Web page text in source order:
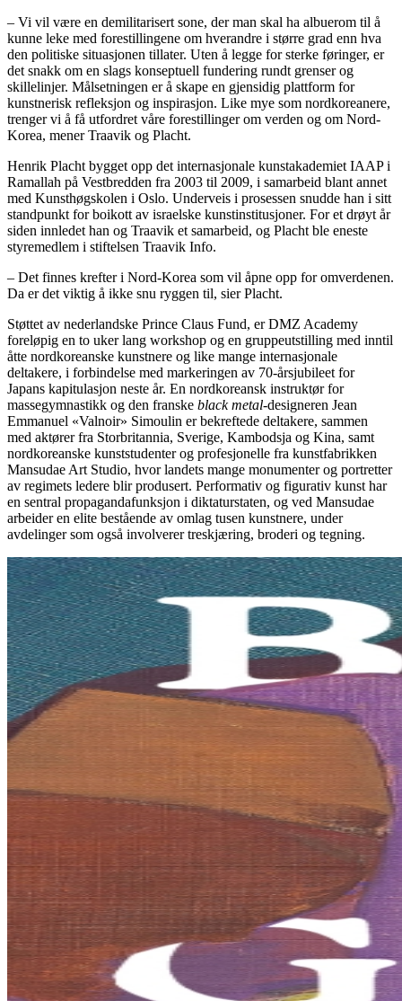
– Vi vil være en demilitarisert sone, der man skal ha albuerom til å
kunne leke med forestillingene om hverandre i større grad enn hva
den politiske situasjonen tillater. Uten å legge for sterke føringer, er
det snakk om en slags konseptuell fundering rundt grenser og
skillelinjer. Målsetningen er å skape en gjensidig plattform for
kunstnerisk refleksjon og inspirasjon. Like mye som nordkoreanere,
trenger vi å få utfordret våre forestillinger om verden og om Nord-
Korea, mener Traavik og Placht.
Henrik Placht bygget opp det internasjonale kunstakademiet IAAP i
Ramallah på Vestbredden fra 2003 til 2009, i samarbeid blant annet
med Kunsthøgskolen i Oslo. Underveis i prosessen snudde han i sitt
standpunkt for boikott av israelske kunstinstitusjoner. For et drøyt år
siden innledet han og Traavik et samarbeid, og Placht ble eneste
styremedlem i stiftelsen Traavik Info.
– Det finnes krefter i Nord-Korea som vil åpne opp for omverdenen.
Da er det viktig å ikke snu ryggen til, sier Placht.
Støttet av nederlandske Prince Claus Fund, er DMZ Academy
foreløpig en to uker lang workshop og en gruppeutstilling med inntil
åtte nordkoreanske kunstnere og like mange internasjonale
deltakere, i forbindelse med markeringen av 70-årsjubileet for
Japans kapitulasjon neste år. En nordkoreansk instruktør for
massegymnastikk og den franske black metal-designeren Jean
Emmanuel «Valnoir» Simoulin er bekreftede deltakere, sammen
med aktører fra Storbritannia, Sverige, Kambodsja og Kina, samt
nordkoreanske kunststudenter og profesjonelle fra kunstfabrikken
Mansudae Art Studio, hvor landets mange monumenter og portretter
av regimets ledere blir produsert. Performativ og figurativ kunst har
en sentral propagandafunksjon i diktaturstaten, og ved Mansudae
arbeider en elite bestående av omlag tusen kunstnere, under
avdelinger som også involverer treskjæring, broderi og tegning.